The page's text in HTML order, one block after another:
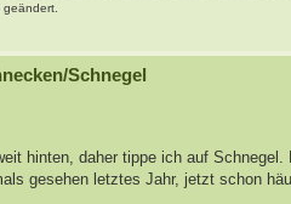
Schnegel
hinten, daher tippe ich auf
gesehen letztes Jahr, jetzt schon